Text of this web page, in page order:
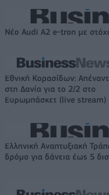
Νέο Audi A2 e-tron με
Εθνική Κορασίδων:
στη Δανία για το 2/2 στο
Ευρωμπάσκετ (live stream)
Ελληνική Αναπτυξιακή
δρόμο για δάνεια έως 5